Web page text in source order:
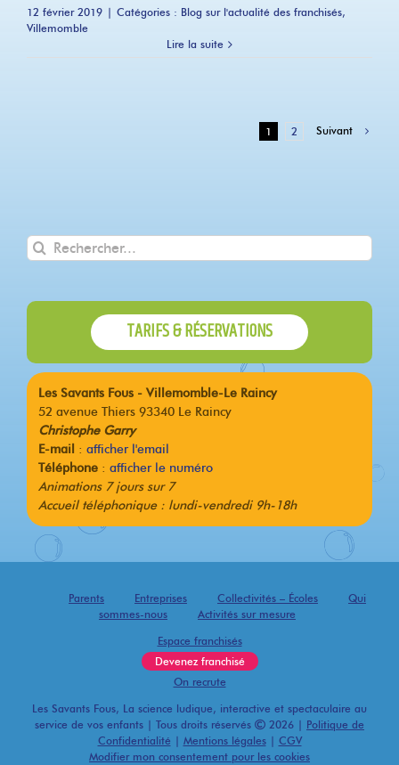
12 février 2019 | Catégories : Blog sur l'actualité des franchisés,
Villemomble
Lire la suite
1 2 Suivant
Rechercher
TARIFS & RÉSERVATIONS
Les Savants Fous - Villemomble-Le Raincy
52 avenue Thiers 93340 Le Raincy
Christophe Garry
E-mail : afficher l'email
Téléphone : afficher le numéro
Animations 7 jours sur 7
Accueil téléphonique : lundi-vendredi 9h-18h
Parents Entreprises Collectivités – Écoles
Qui
sommes-nous
Activités sur mesure
Espace franchisés
Devenez franchisé
On recrute
Les Savants Fous, La science ludique, interactive et spectaculaire au
service de vos enfants | Tous droits réservés
2026 | Politique de
Confidentialité | Mentions légales| CGV
Modifier mon consentement pour les cookies